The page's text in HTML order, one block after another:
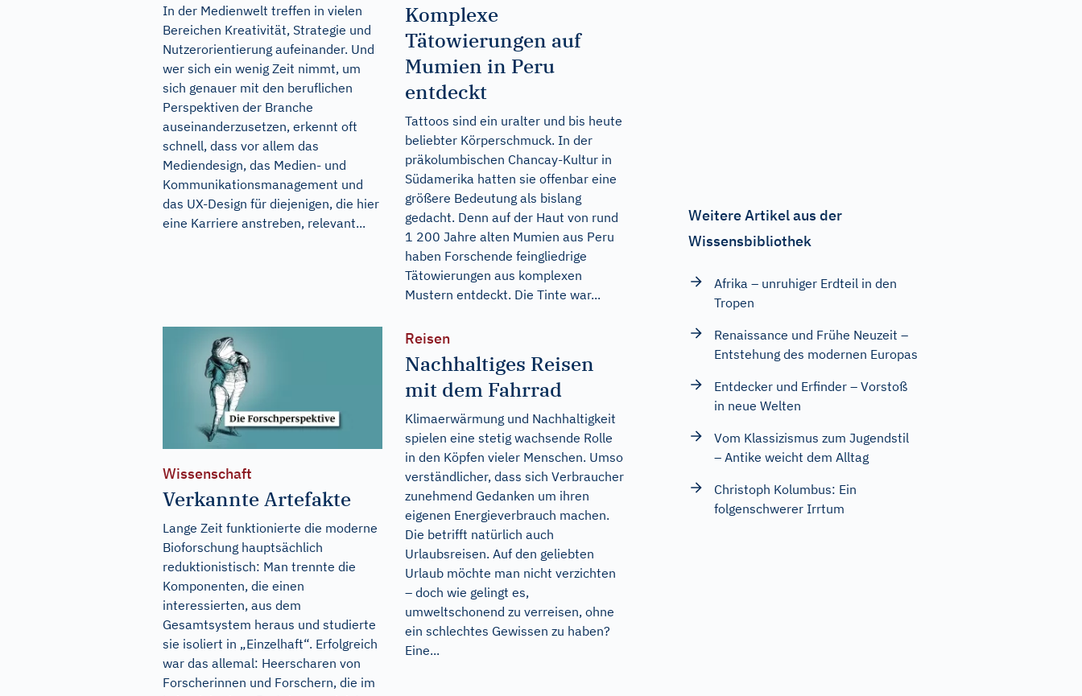
In der Medienwelt treffen in vielen
Bereichen Kreativität, Strategie und
Nutzerorientierung aufeinander. Und
wer sich ein wenig Zeit nimmt, um
sich genauer mit den beruflichen
Perspektiven der Branche
auseinanderzusetzen, erkennt oft
schnell, dass vor allem das
Mediendesign, das Medien- und
Kommunikationsmanagement und
das UX-Design für diejenigen, die hier
eine Karriere anstreben, relevant...
Komplexe
Tätowierungen auf
Mumien in Peru
entdeckt
Tattoos sind ein uralter und bis heute
beliebter Körperschmuck. In der
präkolumbischen Chancay-Kultur in
Südamerika hatten sie offenbar eine
größere Bedeutung als bislang
gedacht. Denn auf der Haut von rund
1 200 Jahre alten Mumien aus Peru
haben Forschende feingliedrige
Tätowierungen aus komplexen
Mustern entdeckt. Die Tinte war...
Wissenschaft
Verkannte Artefakte
Lange Zeit funktionierte die moderne
Bioforschung hauptsächlich
reduktionistisch: Man trennte die
Komponenten, die einen
interessierten, aus dem
Gesamtsystem heraus und studierte
sie isoliert in „Einzelhaft“. Erfolgreich
war das allemal: Heerscharen von
Forscherinnen und Forschern, die im
Reisen
Nachhaltiges Reisen
mit dem Fahrrad
Klimaerwärmung und Nachhaltigkeit
spielen eine stetig wachsende Rolle
in den Köpfen vieler Menschen. Umso
verständlicher, dass sich Verbraucher
zunehmend Gedanken um ihren
eigenen Energieverbrauch machen.
Die betrifft natürlich auch
Urlaubsreisen. Auf den geliebten
Urlaub möchte man nicht verzichten
– doch wie gelingt es,
umweltschonend zu verreisen, ohne
ein schlechtes Gewissen zu haben?
Eine...
Weitere Artikel aus der
Wissensbibliothek
Afrika – unruhiger Erdteil in den
Tropen
Renaissance und Frühe Neuzeit –
Entstehung des modernen Europas
Entdecker und Erfinder – Vorstoß
in neue Welten
Vom Klassizismus zum Jugendstil
– Antike weicht dem Alltag
Christoph Kolumbus: Ein
folgenschwerer Irrtum